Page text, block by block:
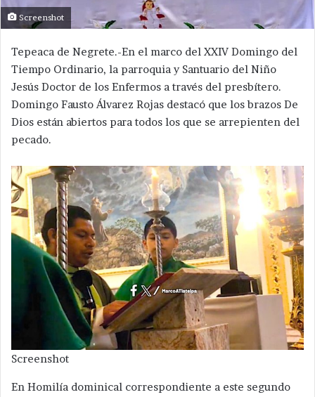
Screenshot
Tepeaca de Negrete.-En el marco del XXIV Domingo del
Tiempo Ordinario, la parroquia y Santuario del Niño
Jesús Doctor de los Enfermos a través del presbítero.
Domingo Fausto Álvarez Rojas destacó que los brazos De
Dios están abiertos para todos los que se arrepienten del
pecado.
Screenshot
En Homilía dominical correspondiente a este segundo